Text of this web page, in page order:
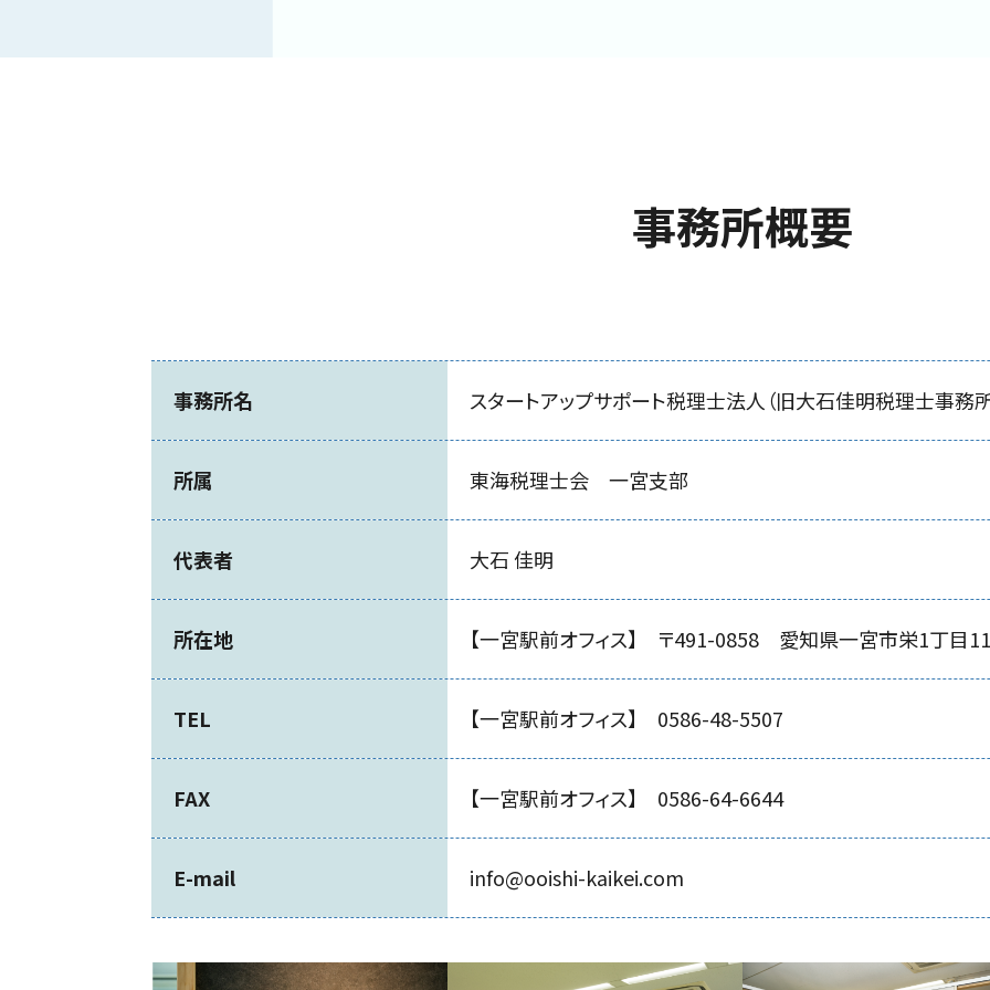
事務所概要
事務所名 スタートアップサポート税理士法人 （旧大石佳明税理士事務
所属 東海税理士会 一宮支部
代表者 大石 佳明
所在地 【一宮駅前オフィス】 〒491-0858 愛知県一宮市栄1丁目
TEL 【一宮駅前オフィス】 0586-48-5507
FAX 【一宮駅前オフィス】 0586-64-6644
E-mail info@ooishi-kaikei.com